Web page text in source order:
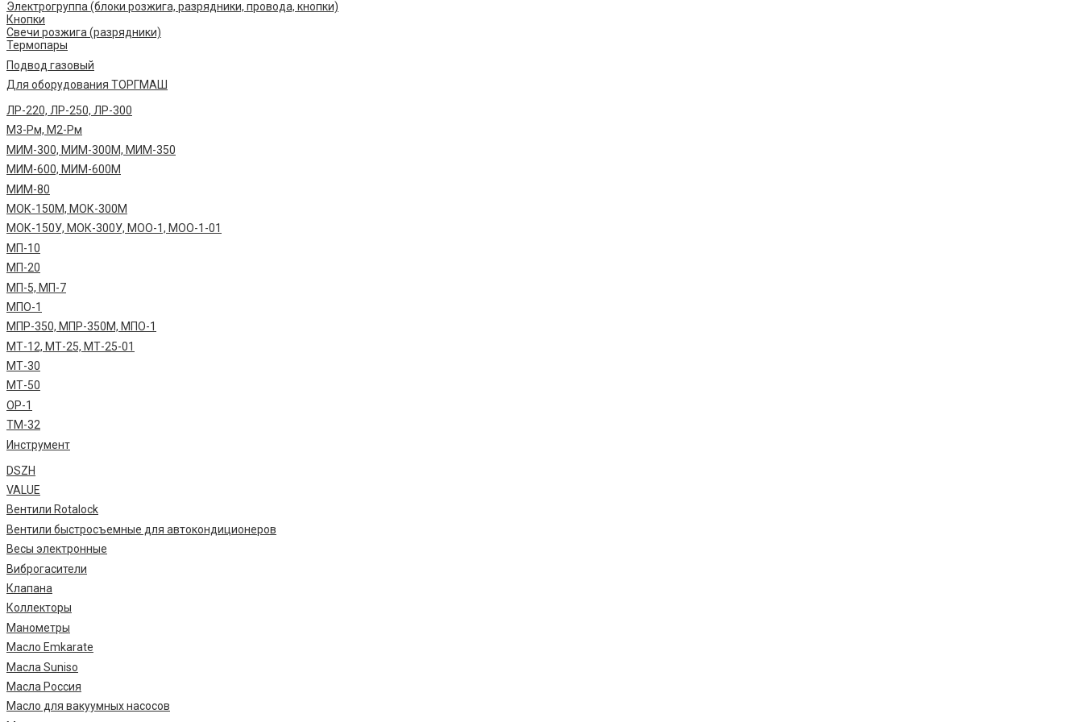
Электрогруппа (блоки розжига, разрядники, провода, кнопки)
Кнопки
Свечи розжига (разрядники)
Термопары
Подвод газовый
Для оборудования ТОРГМАШ
ЛР-220, ЛР-250, ЛР-300
М3-Рм, М2-Рм
МИМ-300, МИМ-300М, МИМ-350
МИМ-600, МИМ-600М
МИМ-80
МОК-150М, МОК-300М
МОК-150У, МОК-300У, МОО-1, МОО-1-01
МП-10
МП-20
МП-5, МП-7
МПО-1
МПР-350, МПР-350М, МПО-1
МТ-12, МТ-25, МТ-25-01
МТ-30
МТ-50
ОР-1
ТМ-32
Инструмент
DSZH
VALUE
Вентили Rotalock
Вентили быстросъемные для автокондиционеров
Весы электронные
Виброгасители
Клапана
Коллекторы
Манометры
Масло Emkarate
Масла Suniso
Масла Россия
Масло для вакуумных насосов